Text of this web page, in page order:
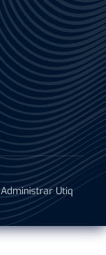
Administrar Utiq